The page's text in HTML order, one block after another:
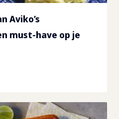
Aviko’s
must-have op je